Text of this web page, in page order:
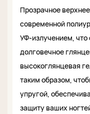
Прозрачное
современной
УФ-излучением, что
долговечное
высокоглянцевая
таким образом,
упругой,
защиту ваших